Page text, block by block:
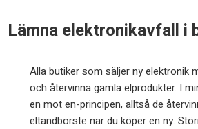
eLämna elektronikavfall i
Alla butiker som säljer ny elektronik
och återvinna gamla elprodukter. I
en mot en-principen, alltså de
eltandborste när du köper en ny.